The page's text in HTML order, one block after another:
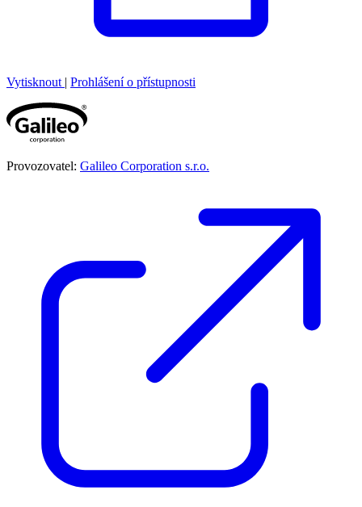
Vytisknout | Prohlášení o přístupnosti
Provozovatel: Galileo Corporation s.r.o.